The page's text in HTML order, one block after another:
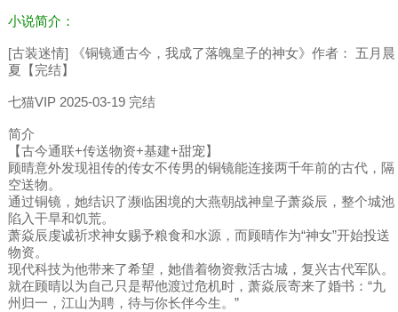
小说简介：
[古装迷情] 《铜镜通古今，我成了落魄皇子的神女》作者： 五月晨
夏【完结】
七猫VIP 2025-03-19 完结
简介
【古今通联+传送物资+基建+甜宠】
顾晴意外发现祖传的传女不传男的铜镜能连接两千年前的古代，隔
空送物。
通过铜镜，她结识了濒临困境的大燕朝战神皇子萧焱辰，整个城池
陷入干旱和饥荒。
萧焱辰虔诚祈求神女赐予粮食和水源，而顾晴作为“神女”开始投送
物资。
现代科技为他带来了希望，她借着物资救活古城，复兴古代军队。
就在顾晴以为自己只是帮他渡过危机时，萧焱辰寄来了婚书：“九
州归一，江山为聘，待与你长伴今生。”